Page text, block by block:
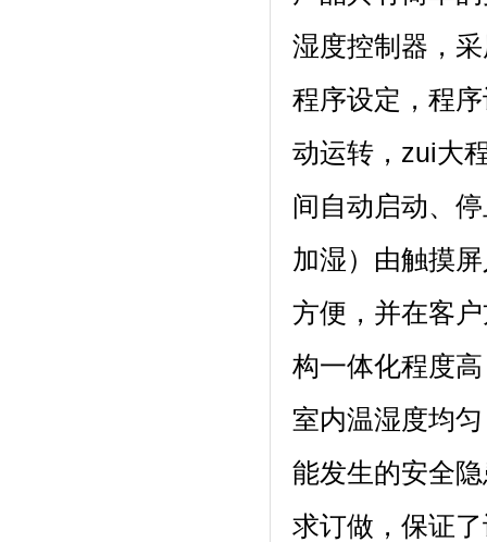
湿度控制器，
程序设定，程
动运转，zui
间自动启动、停
加湿）由触摸屏
方便，并在客
构一体化程度高
室内温湿度均匀
能发生的安全隐
求订做，保证了